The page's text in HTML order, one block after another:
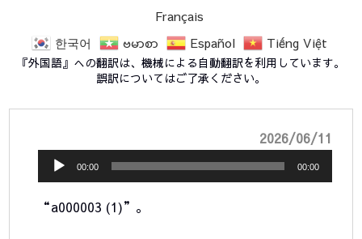
Français
한국어
ဗမာစာ Español Tiếng Việt
『外国語』への翻訳は、機械による自動翻訳を利用しています。
誤訳についてはご了承ください。
a000003 (1)
2026/06/11
プ
00:00 00:00
“a000003 (1)”。